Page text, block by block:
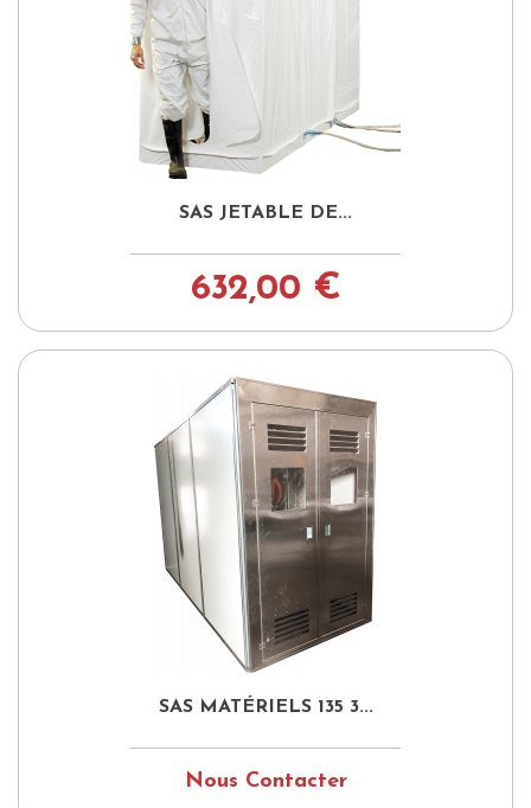
SAS JETABLE DE...
632,00 €
SAS MATÉRIELS 135 3...
Nous Contacter